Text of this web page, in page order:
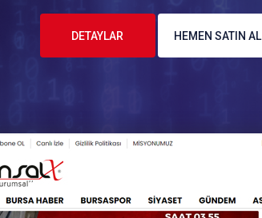
DETAYLAR HEMEN SATIN AL